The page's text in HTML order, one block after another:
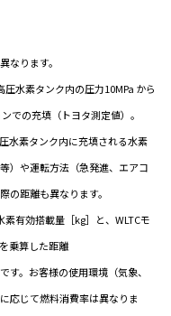
なります。
水素タンク内の圧力10MPa から
での充填（トヨタ測定値）。
水素タンク内に充填される水素
）や運転方法（急発進、エアコ
の距離も異なります。
有効搭載量［kg］と、WLTCモ
乗算した距離
。お客様の使用環境（気象、
応じて燃料消費率は異なりま